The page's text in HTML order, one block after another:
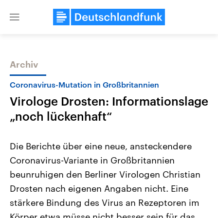
Close
Themen
Landtagswahl Sachsen-Anhalt
2026
Alle Informationen
Sachsen-Anhalt wählt am 6.
September 2026 einen neuen
Landtag. Seit 2021 wird das
Bundesland von einer Koalition aus
USA
Aktuelle Beiträge,
Hintergründe
Wirtschaftlich und
gehören die Vereinigten
den mächtigsten Ländern
mit großem Einfluss auf
Archiv
Coronavirus-Mutation in Großbritannien
Virologe Drosten: Informationslage
„noch lückenhaft“
Die Berichte über eine neue, ansteckendere
Coronavirus-Variante in Großbritannien
beunruhigen den Berliner Virologen Christian
Drosten nach eigenen Angaben nicht. Eine
stärkere Bindung des Virus an Rezeptoren im